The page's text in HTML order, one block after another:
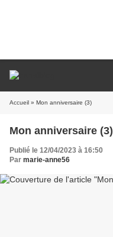
Accueil » Mon anniversaire (3)
Mon anniversaire (3)
Publié le 12/04/2023 à 16:50
Par marie-anne56